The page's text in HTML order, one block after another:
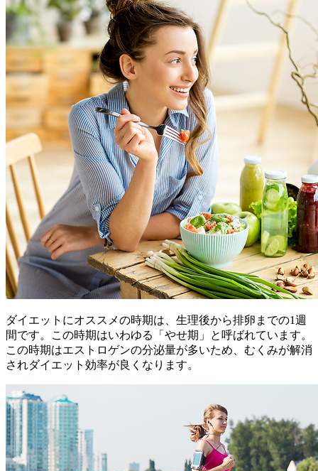
ダイエットにオススメの時期は、生理後から排卵までの1週
間です。この時期はいわゆる「やせ期」と呼ばれています。
この時期はエストロゲンの分泌量が多いため、むくみが解消
されダイエット効率が良くなります。